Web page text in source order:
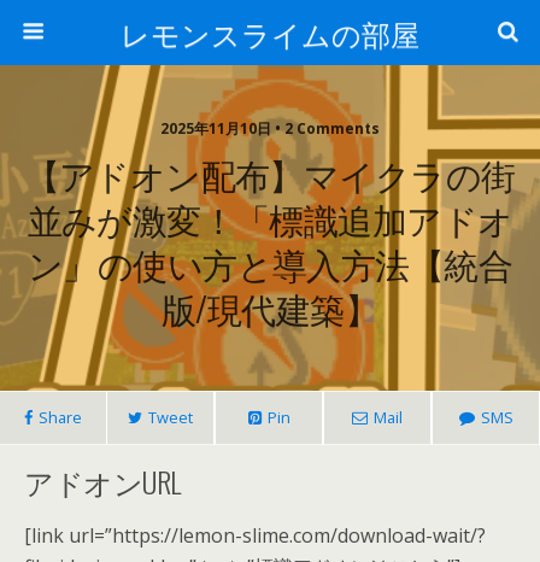
レモンスライムの部屋
2025年11月10日 • 2 Comments
【アドオン配布】マイクラの街
並みが激変！「標識追加アドオ
ン」の使い方と導入方法【統合
版/現代建築】
Share Tweet Pin Mail SMS
アドオンURL
[link url=”https://lemon-slime.com/download-wait/?